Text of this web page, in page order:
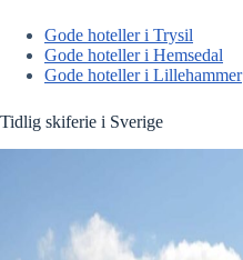
Gode hoteller i Trysil
Gode hoteller i Hemsedal
Gode hoteller i Lillehammer
Tidlig skiferie i Sverige